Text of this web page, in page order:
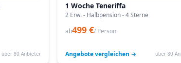
über 80 Anbieter
1 Woche Teneriffa
2 Erw. - Halbpension - 4 Sterne
ab499 €/ Person
Angebote vergleichen → über 80